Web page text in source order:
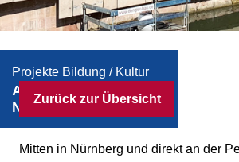
Projekte Bildung / Kultur
Augustinerhof
Nürnberg
Zurück zur Übersicht
Mitten in Nürnberg und direkt an der